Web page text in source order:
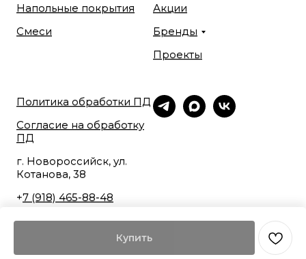
Купить
Напольные покрытия
Смеси
Акции
Бренды
Проекты
Политика обработки ПД
Согласие на обработку
ПД
г. Новороссийск, ул.
Котанова, 38
+7 (918) 465-88-48